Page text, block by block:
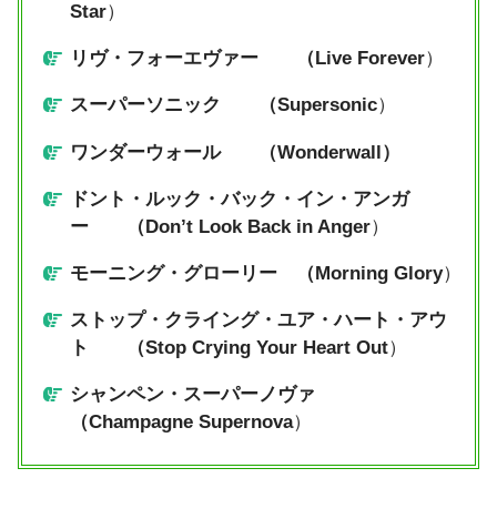
Star）
リヴ・フォーエヴァー （Live Forever）
スーパーソニック （Supersonic）
ワンダーウォール （Wonderwall）
ドント・ルック・バック・イン・アンガ
ー （Don’t Look Back in Anger）
モーニング・グローリー （Morning Glory）
ストップ・クライング・ユア・ハート・アウ
ト （Stop Crying Your Heart Out）
シャンペン・スーパーノヴァ
（Champagne Supernova）